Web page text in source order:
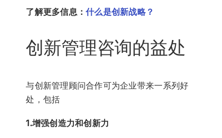
了解更多信息：什么是创新战略？
创新管理咨询的益处
与创新管理顾问合作可为企业带来一系列好
处，包括
1.增强创造力和创新力